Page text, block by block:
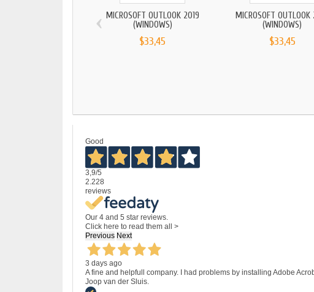
MICROSOFT OUTLOOK 2019
(WINDOWS)
$33,45
MICROSOFT OUTLOOK
(WINDOWS)
$33,45
‹
Good
3,9/5
2.228
reviews
Our 4 and 5 star reviews.
Click here to read them all >
Previous Next
3 days ago
A fine and helpfull company. I had problems by installing Adobe
Joop van der Sluis.